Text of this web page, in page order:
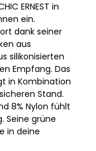
ERNEST in
ein.
dank seiner
aus
silikonisierten
Empfang. Das
in Kombination
Stand.
8% Nylon fühlt
Seine grüne
in deine